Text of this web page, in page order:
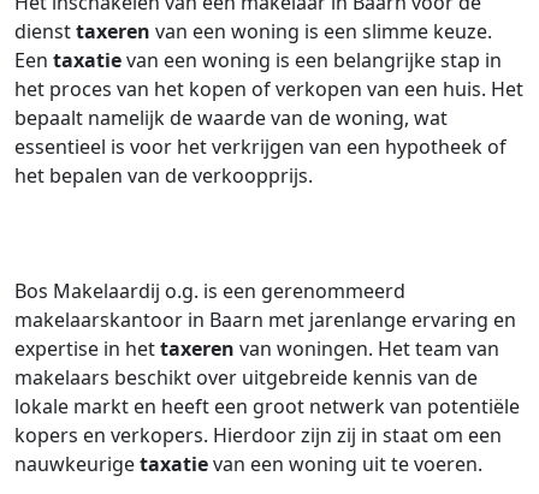
diensttaxeren van een woning is een slimme keuze.
Een taxatievan een woning is een belangrijke stap in
het proces van het kopen of verkopen van een huis. Het
bepaalt namelijk de waarde van de woning, wat
essentieel is voor het verkrijgen van een hypotheek of
het bepalen van de verkoopprijs.
Bos Makelaardij o.g. is een gerenommeerd
makelaarskantoor in Baarn met jarenlange ervaring en
expertise in hettaxeren van woningen. Het team van
makelaars beschikt over uitgebreide kennis van de
lokale markt en heeft een groot netwerk van potentiële
kopers en verkopers. Hierdoor zijn zij in staat om een
nauwkeurigetaxatievan een woning uit te voeren.